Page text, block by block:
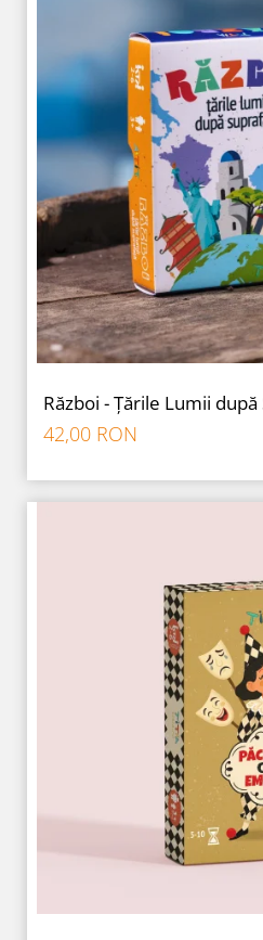
Război - Țările Lumii
42,00 RON